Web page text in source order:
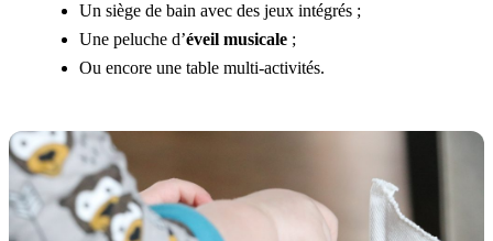
Un siège de bain avec des jeux intégrés ;
Une peluche d’éveil musicale ;
Ou encore une table multi-activités.